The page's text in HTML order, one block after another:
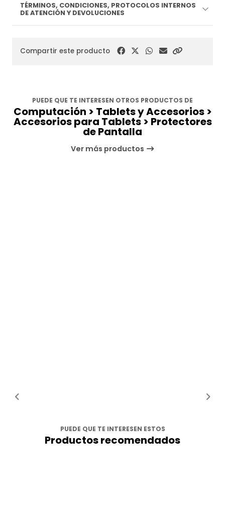
TÉRMINOS, CONDICIONES, PROTOCOLOS INTERNOS
DE ATENCIÓN Y DEVOLUCIONES
Compartir este producto
PUEDE QUE TE INTERESEN OTROS PRODUCTOS DE
Computación > Tablets y Accesorios >
Accesorios para Tablets > Protectores
de Pantalla
Ver más productos
PUEDE QUE TE INTERESEN ESTOS
Productos recomendados